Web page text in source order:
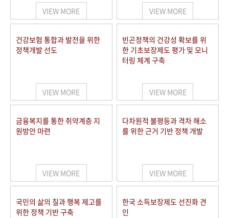
VIEW MORE VIEW MORE
건강보험 통합과 발전을 위한
정책개발 선도
VIEW MORE
빈곤정책의 건강성 확보를 위
한 기초보장제도 평가 및 모니
터링 체계 구축
VIEW MORE
금융복지를 통한 취약계층 지
원방안 마련
VIEW MORE
다차원적 불평등과 격차 해소
를 위한 근거 기반 정책 개발
VIEW MORE
국민의 삶의 질과 행복 제고를
위한 정책 기반 구축
한국 소득보장제도 선진화 견
인